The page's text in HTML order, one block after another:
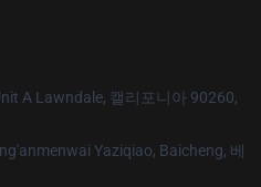
A Lawndale, 캘리포니아 90260,
Yaziqiao, Baicheng, 베